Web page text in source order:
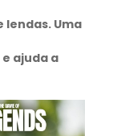
lendas. Uma
ajuda a